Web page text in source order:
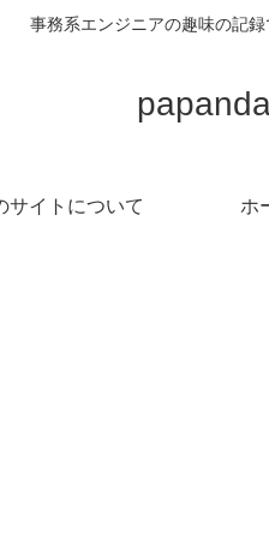
事務系エンジニアの趣味の記録
サイトについて ホ